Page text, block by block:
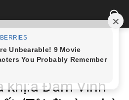
khị:a Đàm Vĩnh